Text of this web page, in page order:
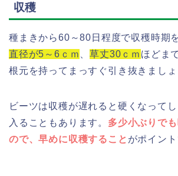
収穫
種まきから60～80日程度で収穫時期
直径が5～6ｃｍ
、草丈30ｃｍ ほどま
根元を持ってまっすぐ引き抜きましょ
ビーツは収穫が遅れると硬くなって
入ることもあります。 多少小ぶりで
ので、早めに収穫すること がポイント